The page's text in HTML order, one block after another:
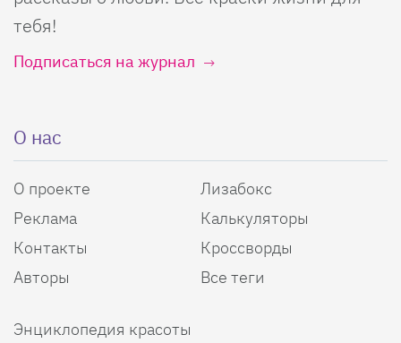
тебя!
Подписаться на журнал
О нас
О проекте
Реклама
Контакты
Авторы
Лизабокс
Калькуляторы
Кроссворды
Все теги
Энциклопедия красоты